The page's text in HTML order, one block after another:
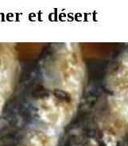
et désert